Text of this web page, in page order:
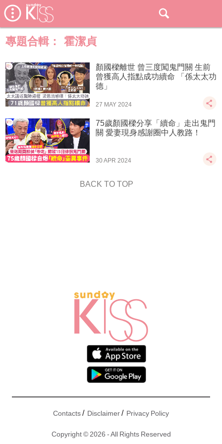
專題合輯： 霍潔貞
顏國樑離世 曾三度闖鬼門關 生前
曾獲高人指點成功續命 「係太太功
德」
27 MAY 2024
75歲顏國樑分享「續命」走出鬼門
關 愛妻現身感謝圈中人教路！
30 APR 2024
BACK TO TOP
Contacts/ Disclaimer/ Privacy Policy
Copyright © 2026 - All Rights Reserved